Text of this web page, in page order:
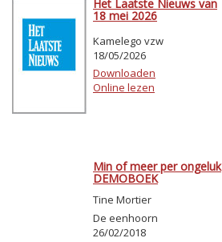
Het Laatste Nieuws van
18 mei 2026
Kamelego vzw
18/05/2026
Downloaden
Online lezen
Min of meer per ongeluk
DEMOBOEK
Tine Mortier
De eenhoorn
26/02/2018